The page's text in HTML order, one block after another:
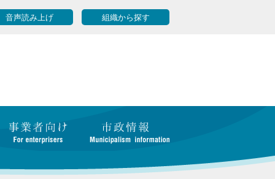
音声読み上げ 組織から探す